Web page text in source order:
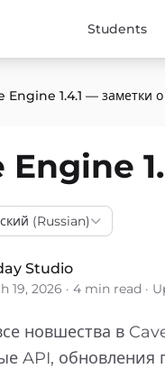
Students
Engine 1.4.1 — заметки
Engine
(Russian)
Studio
19, 2026 · 4 min read ·
новшества в
API, обновления